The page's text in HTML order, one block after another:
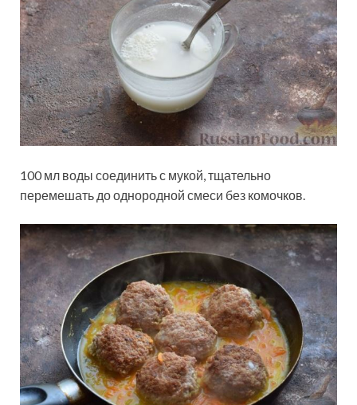
100 мл воды соединить с мукой, тщательно
перемешать до однородной смеси без комочков.